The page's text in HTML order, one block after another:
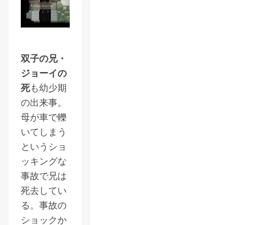
双子の兄・
ジョーイの
死も幼少期
の出来事。
母が車で轢
いてしまう
というショ
ッキングな
事故で兄は
死去してい
る。事故の
ショックか